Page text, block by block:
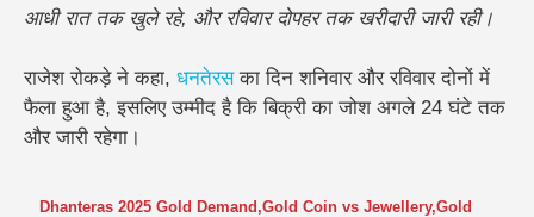
आधी रात तक खुले रहे, और रविवार दोपहर तक खरीदारी जारी रही।
राजेश रोकड़े ने कहा, धनतेरसका दिन शनिवार और रविवार दोनों में
फैला हुआ है, इसलिए उम्मीद है कि बिक्री का जोश अगले 24 घंटे तक
और जारी रहेगा।
Dhanteras 2025 Gold Demand,Gold Coin vs Jewellery,Gold